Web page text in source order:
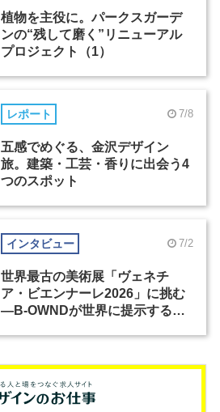
植物を主役に。パークスガーデ
ンの“残して磨く”リニューアル
プロジェクト（1）
レポート 7/8
五感でめぐる、金沢デザイン
旅。建築・工芸・香りに出会う4
つのスポット
インタビュー 7/2
世界最古の美術展「ヴェネチ
ア・ビエンナーレ2026」に挑む
―B-OWNDが世界に提示する美